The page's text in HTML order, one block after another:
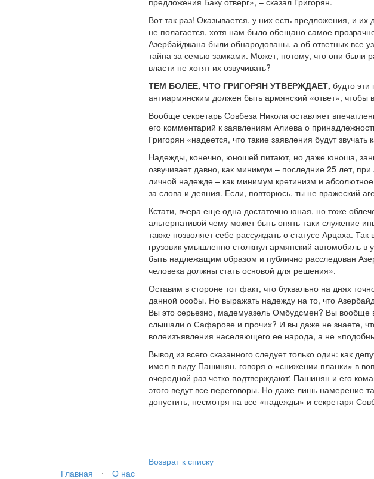
Вот так раз! Оказывается, у них есть предложения, и
не полагается, хотя нам было обещано самое
Азербайджана были обнародованы, а об ответных все
тайна за семью замками. Может, потому, что они были
власти не хотят их озвучивать?
ТЕМ БОЛЕЕ, ЧТО ГРИГОРЯН УТВЕРЖДАЕТ, будто
антиармянским должен быть армянский «ответ», чтобы
Вообще секретарь Совбеза Никола оставляет
его комментарий к заявлениям Алиева о
Григорян «надеется, что такие заявления будут
Надежды, конечно, юношей питают, но даже юноша,
озвучивает давно, как минимум – последние 25 лет,
личной надежде – как минимум кретинизм и
за слова и деяния. Если, повторюсь, ты не вражеский
Кстати, вчера еще одна достаточно юная, но тоже
альтернативой чему может быть опять-таки
также позволяет себе рассуждать о статусе Арцаха.
грузовик умышленно столкнул армянский автомобиль
быть надлежащим образом и публично расследован
человека должны стать основой для решения».
Оставим в стороне тот факт, что буквально на днях
данной особы. Но выражать надежду на то, что
Вы это серьезно, мадемуазель Омбудсмен? Вы вообще
слышали о Сафарове и прочих? И вы даже не знаете,
волеизъявления населяющего ее народа, а не
Вывод из всего сказанного следует только один: как
имел в виду Пашинян, говоря о «снижении планки» в
очередной раз четко подтверждают: Пашинян и его
этого ведут все переговоры. Но даже лишь намерение
допустить, несмотря на все «надежды» и секретаря
Возврат к списку
Главная
⋅ О нас